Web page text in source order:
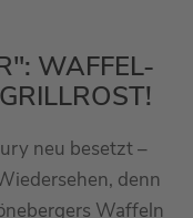
WAFFEL-
neu besetzt –
denn
Waffeln